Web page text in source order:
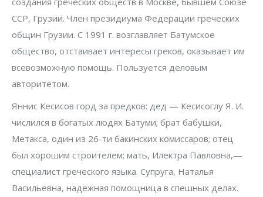
ССР, Грузии. Член президиума Федерации греческих
общин Грузии. С 1991 г. возглавляет Батумское
общество, отстаивает интересы греков, оказывает им
всевозможную помощь. Пользуется деловым
авторитетом.
Яннис Кесисов горд за предков: дед — Кесисоглу Я. И.
числился в богатых людях Батуми; брат бабушки,
Метакса, один из 26-ти бакинских комиссаров; отец
был хорошим строителем; мать, Илектра Павловна,—
специалист греческого языка. Супруга, Наталья
Васильевна, надежная помощница в спешных делах.